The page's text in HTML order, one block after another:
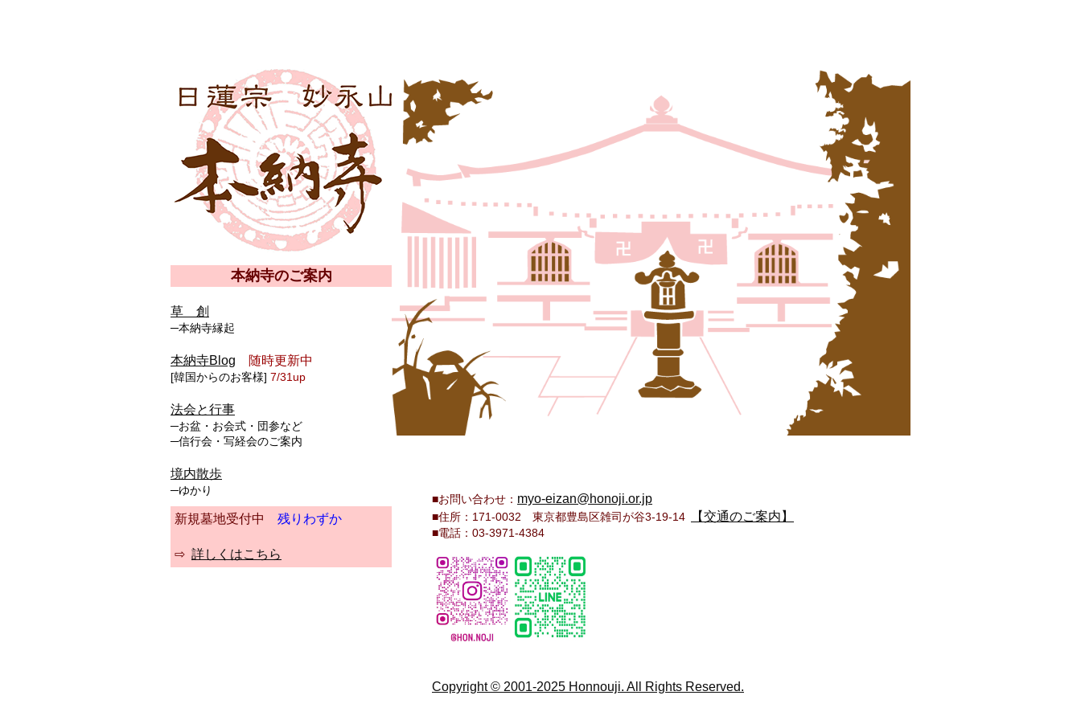
本納寺のご案内
草 創
─本納寺縁起
本納寺Blog 随時更新中
[韓国からのお客様] 7/31up
法会と行事
─お盆・お会式・団参など
─信行会・写経会のご案内
境内散歩
─ゆかり
新規墓地受付中 残りわずか
⇨ 詳しくはこちら
■お問い合わせ： myo-eizan@honoji.or.jp
■住所：171-0032 東京都豊島区雑司が谷3-19-14 【交通のご案内】
■電話：03-3971-4384
Copyright © 2001-2025 Honnouji. All Rights Reserved.